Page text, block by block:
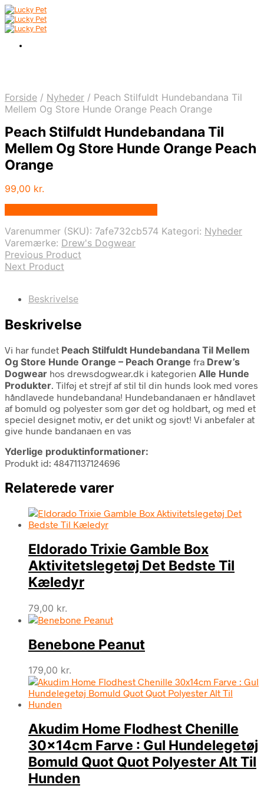
Forside / Nyheder / Peach Stilfuldt Hundebandana Til
Mellem Og Store Hunde Orange Peach Orange
Peach Stilfuldt Hundebandana Til
Mellem Og Store Hunde Orange Peach
Orange
99,00 kr.
Varenummer (SKU): 7afe732cb574 Kategori: Nyheder
Varemærke: Drew's Dogwear
Previous Product
Next Product
Beskrivelse
Beskrivelse
Vi har fundet Peach Stilfuldt Hundebandana Til Mellem
Og Store Hunde Orange – Peach Orange fra Drew’s
Dogwear hos drewsdogwear.dk i kategorien Alle Hunde
Produkter. Tilføj et strejf af stil til din hunds look med vores
håndlavede hundebandana! Hundebandanaen er håndlavet
af bomuld og polyester som gør det og holdbart, og med et
speciel designet motiv, er det unikt og sjovt! Vi anbefaler at
give hunde bandanaen en vas
Yderlige produktinformationer:
Produkt id: 48471137124696
Relaterede varer
Eldorado Trixie Gamble Box
Aktivitetslegetøj Det Bedste Til
Kæledyr
79,00 kr.
Benebone Peanut
179,00 kr.
Akudim Home Flodhest Chenille
30x14cm Farve : Gul Hundelegetøj
Bomuld Quot Quot Polyester Alt Til
Hunden